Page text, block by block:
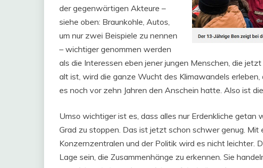
der gegenwärtigen Akteure –
siehe oben: Braunkohle, Autos,
um nur zwei Beispiele zu nennen
– wichtiger genommen werden
als die Interessen eben jener jungen Menschen, die
alt ist, wird die ganze Wucht des Klimawandels
es noch vor zehn Jahren den Anschein hatte. Also ist
Umso wichtiger ist es, dass alles nur Erdenkliche getan
Grad zu stoppen. Das ist jetzt schon schwer genug. Mit
Konzernzentralen und der Politik wird es nicht leichter.
Lage sein, die Zusammenhänge zu erkennen. Sie